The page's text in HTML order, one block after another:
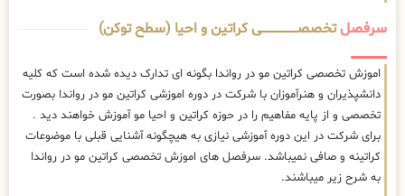
سرفصلتخصصــــــــــــــــــــی کراتین و احیا (سطح توکن)
اموزش تخصصی کراتین مو در رواندا بگونه ای تدارک دیده شده است که کلیه
دانشپذیران و هنرآموزان با شرکت در دوره اموزشی کراتین مو در رواندا بصورت
تخصصی و از پایه مفاهیم را در حوزه کراتین و احیا مو آموزش خواهند دید .
برای شرکت در این دوره آموزشی نیازی به هیچگونه آشنایی قبلی با موضوعات
کراتینه و صافی نمیباشد. سرفصل های اموزش تخصصی کراتین مو در رواندا
به شرح زیر میباشند.